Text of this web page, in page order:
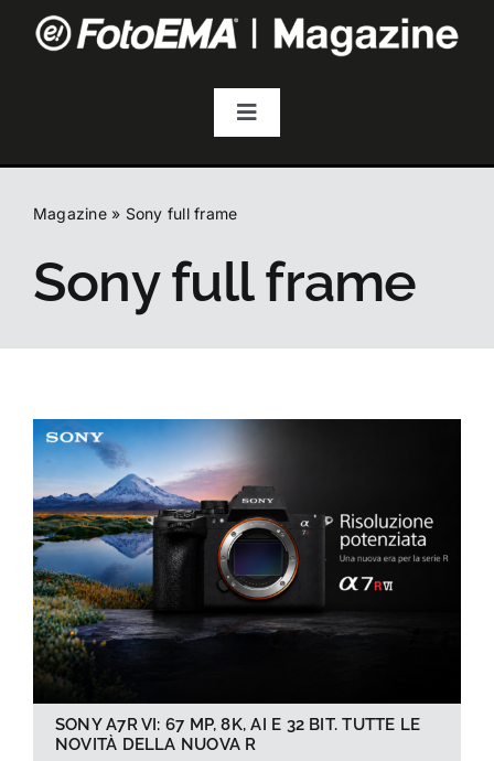
Toggle
Fotografia
Accessori
La foto del mese
Guide
Cerca
per:
Magazine» Sony full frame
Sony full frame
SONY A7R VI: 67 MP, 8K, AI E 32 BIT. TUTTE LE
NOVITÀ DELLA NUOVA R